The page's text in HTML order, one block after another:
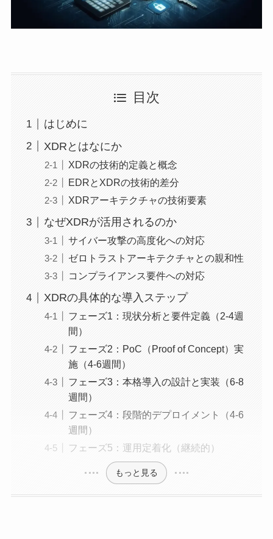
目次
はじめに
XDRとはなにか
XDRの技術的定義と概念
EDRとXDRの技術的差分
XDRアーキテクチャの技術要素
なぜXDRが活用されるのか
サイバー攻撃の高度化への対応
ゼロトラストアーキテクチャとの親和性
コンプライアンス要件への対応
XDRの具体的な導入ステップ
フェーズ1：現状分析と要件定義（2-4週
間）
フェーズ2：PoC（Proof of Concept）実
施（4-6週間）
フェーズ3：本格導入の設計と実装（6-8
週間）
フェーズ4：段階的デプロイメント（4-6
週間）
フェーズ5：運用定着化（継続的）
もっと見る